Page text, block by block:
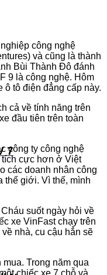
7
công nghệ
và cũng là thành
Bùi Thành Đô đánh
9 là công nghệ. Hôm
ô tô điện đẳng cấp này.
cả về tính năng trên
đầu tiên trên toàn
công ty công nghệ
cực hơn ở Việt
các doanh nhân công
thế giới. Vì thế, mình
suốt ngày hỏi về
xe VinFast chạy trên
nhà, cu cậu hẳn sẽ
Trong năm qua
chiếc xe 7 chỗ và